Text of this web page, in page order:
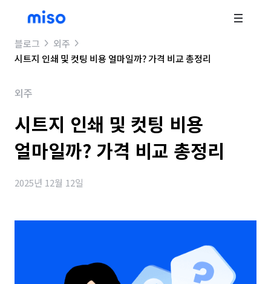
블로그
외주
시트지 인쇄 및 컷팅 비용 얼마일까? 가격 비교 총정리
외주
시트지 인쇄 및 컷팅 비용
얼마일까? 가격 비교 총정리
2025년 12월 12일